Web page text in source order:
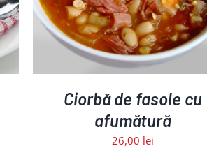
Ciorbă de fasole cu
afumătură
26,00 lei